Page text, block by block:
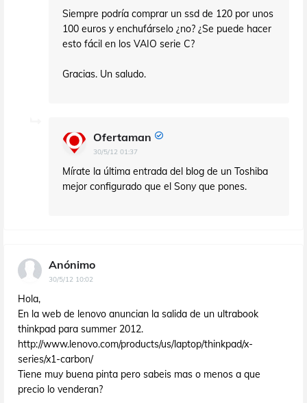
Siempre podría comprar un ssd de 120 por unos
100 euros y enchufárselo ¿no? ¿Se puede hacer
esto fácil en los VAIO serie C?
Gracias. Un saludo.
Ofertaman
30/5/12 01:37
Mírate la última entrada del blog de un Toshiba
mejor configurado que el Sony que pones.
Anónimo
30/5/12 10:02
Hola,
En la web de lenovo anuncian la salida de un ultrabook
thinkpad para summer 2012.
http://www.lenovo.com/products/us/laptop/thinkpad/x-
series/x1-carbon/
Tiene muy buena pinta pero sabeis mas o menos a que
precio lo venderan?